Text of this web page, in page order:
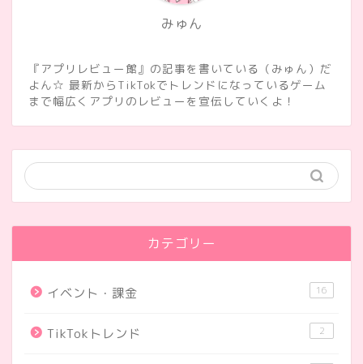
みゅん
『アプリレビュー館』の記事を書いている（みゅん）だ
よん☆ 最新からTikTokでトレンドになっているゲーム
まで幅広くアプリのレビューを宣伝していくよ！
カテゴリー
イベント・課金 16
TikTokトレンド 2